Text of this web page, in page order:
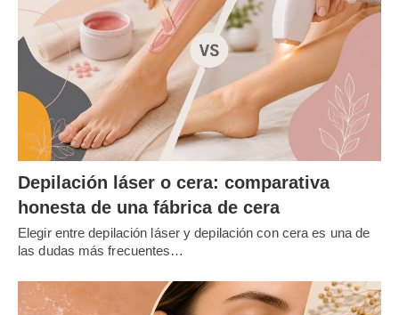
Depilación láser o cera: comparativa
honesta de una fábrica de cera
Elegir entre depilación láser y depilación con cera es una de
las dudas más frecuentes…